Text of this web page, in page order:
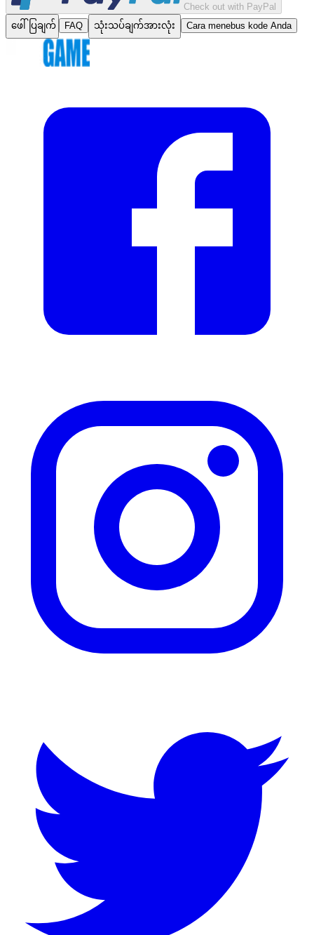
Check out with PayPal
ဖေါ်ပြချက်
FAQ သုံးသပ်ချက်အားလုံး Cara menebus kode Anda